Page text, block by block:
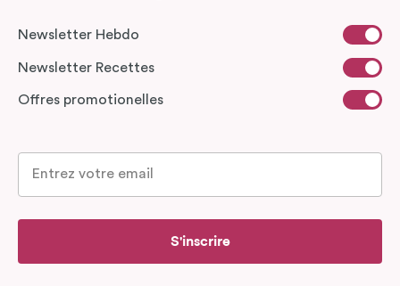
Newsletter Hebdo
Newsletter Recettes
Offres promotionelles
S'inscrire